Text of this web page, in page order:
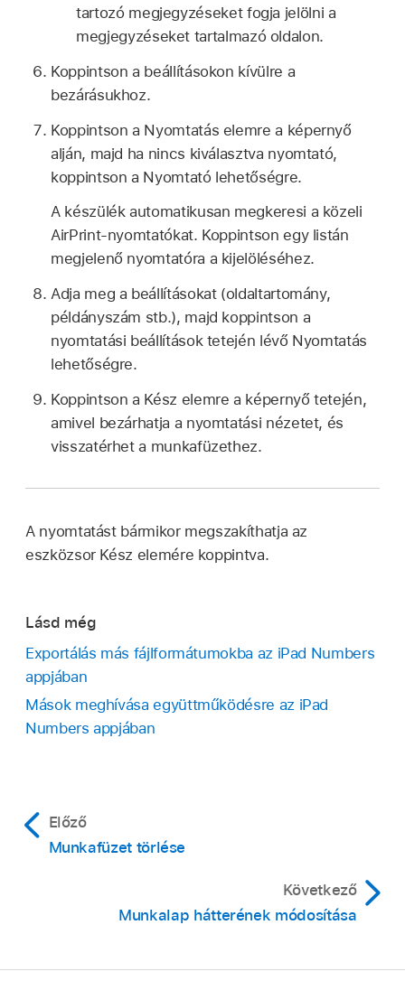
tartozó megjegyzéseket fogja jelölni a
megjegyzéseket tartalmazó oldalon.
Koppintson a beállításokon kívülre a
bezárásukhoz.
Koppintson a Nyomtatás elemre a képernyő
alján, majd ha nincs kiválasztva nyomtató,
koppintson a Nyomtató lehetőségre.
A készülék automatikusan megkeresi a közeli
AirPrint-nyomtatókat. Koppintson egy listán
megjelenő nyomtatóra a kijelöléséhez.
Adja meg a beállításokat (oldaltartomány,
példányszám stb.), majd koppintson a
nyomtatási beállítások tetején lévő Nyomtatás
lehetőségre.
Koppintson a Kész elemre a képernyő tetején,
amivel bezárhatja a nyomtatási nézetet, és
visszatérhet a munkafüzethez.
A nyomtatást bármikor megszakíthatja az
eszközsor Kész elemére koppintva.
Lásd még
Exportálás más fájlformátumokba az iPad Numbers
appjában
Mások meghívása együttműködésre az iPad
Numbers appjában
Előző
Munkafüzet törlése
Következő
Munkalap hátterének módosítása